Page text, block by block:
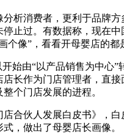
析消费者，更利于品牌
止过。有数据称，现在中
个像”，看看开母婴店的都
始由“以产品销售为中心”
长作为门店管理者，直
个门店发展的进程。
合伙人发展白皮书》，
，做出了母婴店长画像。